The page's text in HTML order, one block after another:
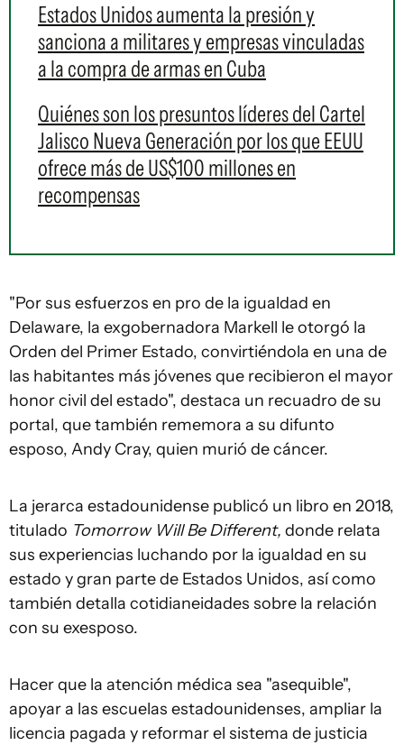
Estados Unidos aumenta la presión y
sanciona a militares y empresas vinculadas
a la compra de armas en Cuba
Quiénes son los presuntos líderes del Cartel
Jalisco Nueva Generación por los que EEUU
ofrece más de US$100 millones en
recompensas
"Por sus esfuerzos en pro de la igualdad en
Delaware, la exgobernadora Markell le otorgó la
Orden del Primer Estado, convirtiéndola en una de
las habitantes más jóvenes que recibieron el mayor
honor civil del estado", destaca un recuadro de su
portal, que también rememora a su difunto
esposo, Andy Cray, quien murió de cáncer.
La jerarca estadounidense publicó un libro en 2018,
titulado Tomorrow Will Be Different, donde relata
sus experiencias luchando por la igualdad en su
estado y gran parte de Estados Unidos, así como
también detalla cotidianeidades sobre la relación
con su exesposo.
Hacer que la atención médica sea "asequible",
apoyar a las escuelas estadounidenses, ampliar la
licencia pagada y reformar el sistema de justicia